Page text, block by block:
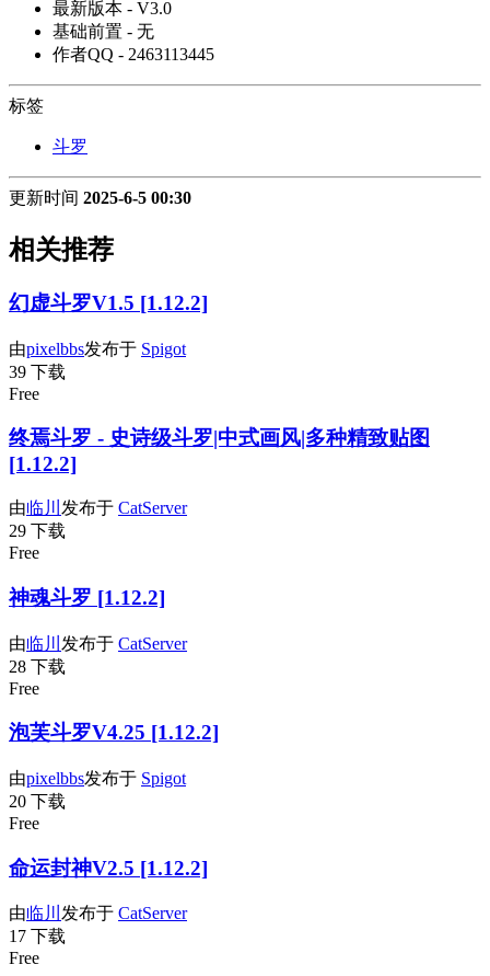
最新版本 - V3.0
基础前置 - 无
作者QQ - 2463113445
标签
斗罗
更新时间 2025-6-5 00:30
相关推荐
幻虚斗罗V1.5 [1.12.2]
由pixelbbs发布于 Spigot
39 下载
Free
终焉斗罗 - 史诗级斗罗|中式画风|多种精致贴图
[1.12.2]
由临川 发布于 CatServer
29 下载
Free
神魂斗罗 [1.12.2]
由临川 发布于 CatServer
28 下载
Free
泡芙斗罗V4.25 [1.12.2]
由pixelbbs发布于 Spigot
20 下载
Free
命运封神V2.5 [1.12.2]
由临川 发布于 CatServer
17 下载
Free